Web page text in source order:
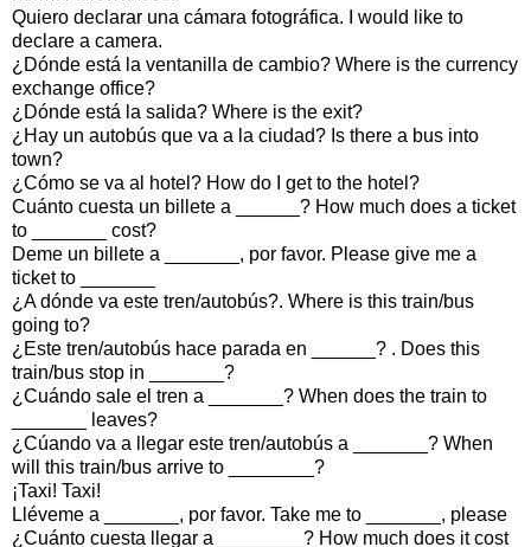
Quiero declarar una cámara fotográfica. I would like to
declare a camera.
¿Dónde está la ventanilla de cambio? Where is the currency
exchange office?
¿Dónde está la salida? Where is the exit?
¿Hay un autobús que va a la ciudad? Is there a bus into
town?
¿Cómo se va al hotel? How do I get to the hotel?
Cuánto cuesta un billete a ______? How much does a ticket
to _______ cost?
Deme un billete a _______, por favor. Please give me a
ticket to _______
¿A dónde va este tren/autobús?. Where is this train/bus
going to?
¿Este tren/autobús hace parada en ______? . Does this
train/bus stop in _______?
¿Cuándo sale el tren a _______? When does the train to
_______ leaves?
¿Cúando va a llegar este tren/autobús a _______? When
will this train/bus arrive to ________?
¡Taxi! Taxi!
Lléveme a _______, por favor. Take me to _______, please
¿Cuánto cuesta llegar a ________? How much does it cost